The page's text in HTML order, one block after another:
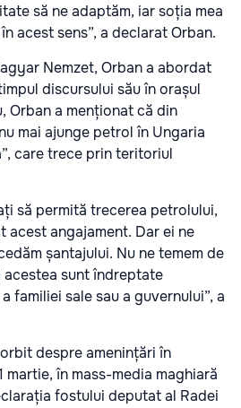
să ne adaptăm, iar soția mea
acest sens”, a declarat Orban.
Nemzet, Orban a abordat
discursului său în orașul
Orban a menționat că din
mai ajunge petrol în Ungaria
care trece prin teritoriul
să permită trecerea petrolului,
acest angajament. Dar ei ne
șantajului. Nu ne temem de
sunt îndreptate
familiei sale sau a guvernului”, a
despre amenințări în
martie, în mass-media maghiară
fostului deputat al Radei